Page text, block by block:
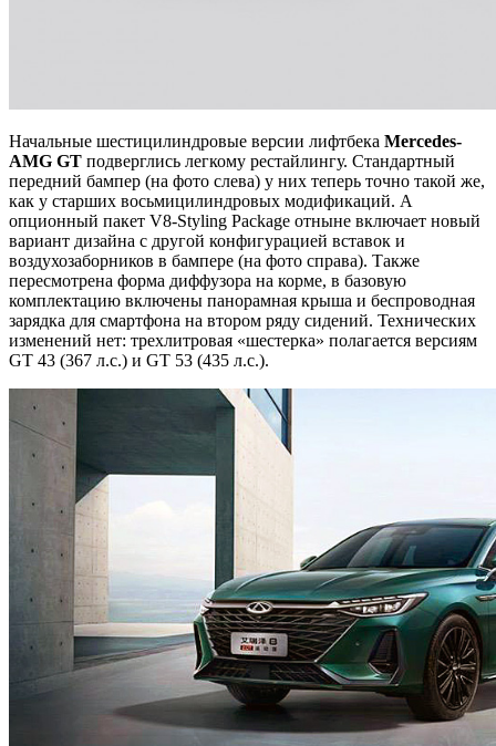
Начальные шестицилиндровые версии лифтбека Mercedes-
AMG GT подверглись легкому рестайлингу. Стандартный
передний бампер (на фото слева) у них теперь точно такой же,
как у старших восьмицилиндровых модификаций. А
опционный пакет V8-Styling Package отныне включает новый
вариант дизайна с другой конфигурацией вставок и
воздухозаборников в бампере (на фото справа). Также
пересмотрена форма диффузора на корме, в базовую
комплектацию включены панорамная крыша и беспроводная
зарядка для смартфона на втором ряду сидений. Технических
изменений нет: трехлитровая «шестерка» полагается версиям
GT 43 (367 л.с.) и GT 53 (435 л.с.).